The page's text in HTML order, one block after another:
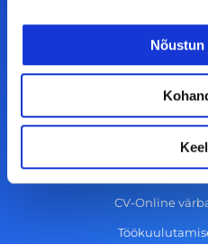
Nõustun
-
f
m
Lisa
CV-Online